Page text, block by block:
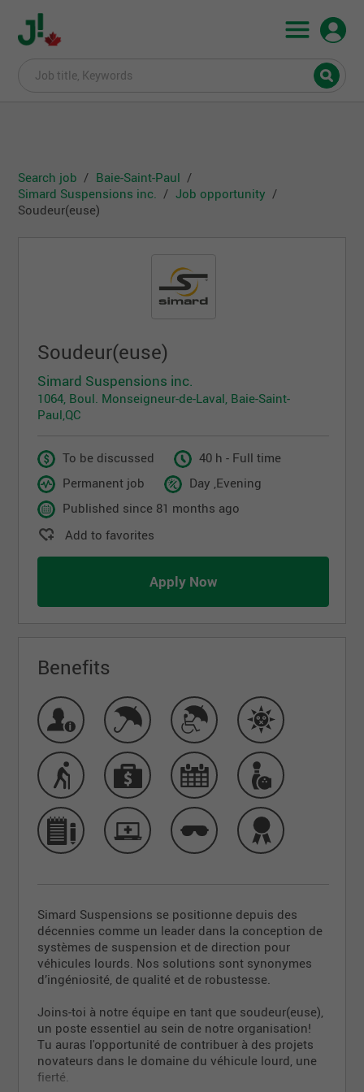
Search job
Baie-Saint-Paul
Simard Suspensions inc.
Job opportunity
Soudeur(euse)
Soudeur(euse)
Simard Suspensions inc.
1064, Boul. Monseigneur-de-Laval, Baie-Saint-
Paul,QC
To be discussed
40 h - Full time
Permanent job
Day ,Evening
Published since 81 months ago
Add to favorites
Apply Now
Benefits
Simard Suspensions se positionne depuis des
décennies comme un leader dans la conception de
systèmes de suspension et de direction pour
véhicules lourds. Nos solutions sont synonymes
d’ingéniosité, de qualité et de robustesse.
Joins-toi à notre équipe en tant que soudeur(euse),
un poste essentiel au sein de notre organisation!
Tu auras l'opportunité de contribuer à des projets
novateurs dans le domaine du véhicule lourd, une
fierté.